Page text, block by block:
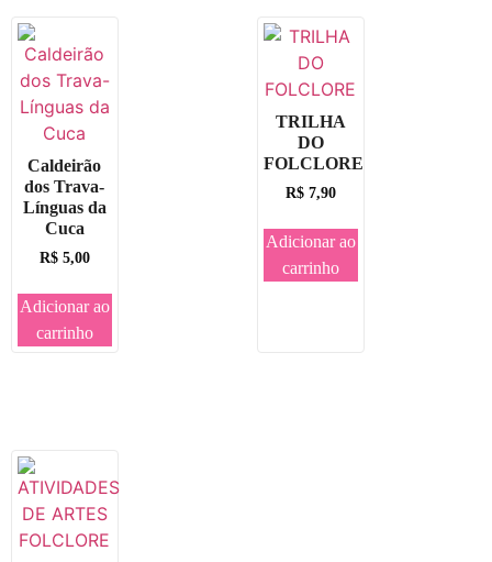
Caldeirão
dos Trava-
Línguas da
Cuca
R$5,00
Adicionar ao
carrinho
TRILHA
DO
FOLCLORE
R$7,90
Adicionar ao
carrinho